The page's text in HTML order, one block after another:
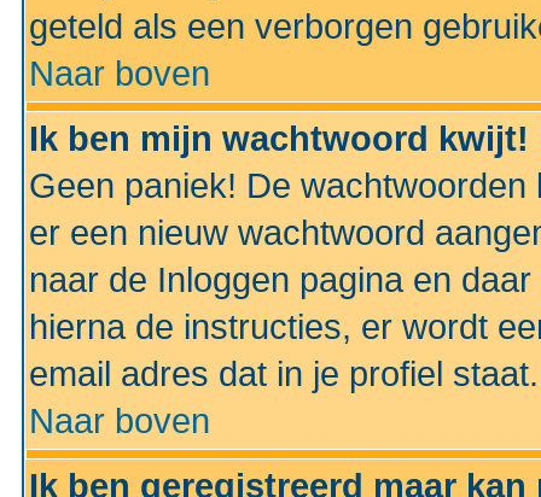
geteld als een verborgen
Naar boven
Ik ben mijn wachtwoord kwijt!
Geen paniek! De
er een nieuw wachtwoord
naar de Inloggen pagina en
hierna de instructies, er wordt
email adres dat in je profiel staat.
Naar boven
Ik ben geregistreerd maar